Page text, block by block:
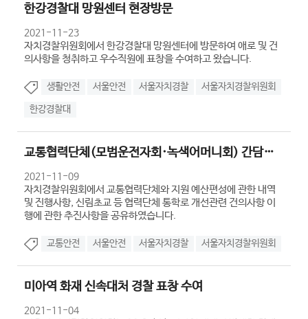
한강경찰대 망원센터 현장방문
2021-11-23
자치경찰위원회에서 한강경찰대 망원센터에 방문하여 애로 및 건
의사항을 청취하고 우수직원에 표창을 수여하고 왔습니다.
생활안전 서울안전 서울자치경찰 서울자치경찰위원회
한강경찰대
교통협력단체(모범운전자회·녹색어머니회) 간담회 개최
2021-11-09
자치경찰위원회에서 교통협력단체와 지원 예산편성에 관한 내역
및 진행사항, 신림초교 등 협력단체 통학로 개선관련 건의사항 이
행에 관한 추진사항을 공유하였습니다.
교통안전 서울안전 서울자치경찰 서울자치경찰위원회
미아역 화재 신속대처 경찰 표창 수여
2021-11-04